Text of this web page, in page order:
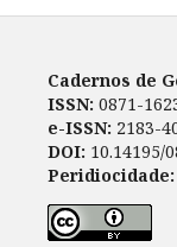
Cadernos de
ISSN: 0871-
e-ISSN: 2183-
DOI: 10.14195/
Peridiocidade: